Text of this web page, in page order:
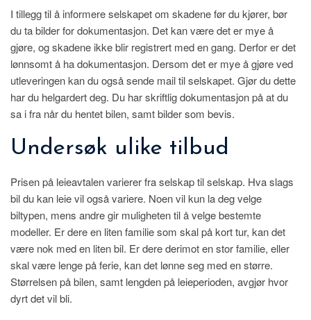
I tillegg til å informere selskapet om skadene før du kjører, bør
du ta bilder for dokumentasjon. Det kan være det er mye å
gjøre, og skadene ikke blir registrert med en gang. Derfor er det
lønnsomt å ha dokumentasjon. Dersom det er mye å gjøre ved
utleveringen kan du også sende mail til selskapet. Gjør du dette
har du helgardert deg. Du har skriftlig dokumentasjon på at du
sa i fra når du hentet bilen, samt bilder som bevis.
Undersøk ulike tilbud
Prisen på leieavtalen varierer fra selskap til selskap. Hva slags
bil du kan leie vil også variere. Noen vil kun la deg velge
biltypen, mens andre gir muligheten til å velge bestemte
modeller. Er dere en liten familie som skal på kort tur, kan det
være nok med en liten bil. Er dere derimot en stor familie, eller
skal være lenge på ferie, kan det lønne seg med en større.
Størrelsen på bilen, samt lengden på leieperioden, avgjør hvor
dyrt det vil bli.